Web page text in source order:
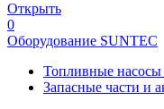
Открыть
0
Оборудование SUNTEC
Топливные насосы
Запасные части и